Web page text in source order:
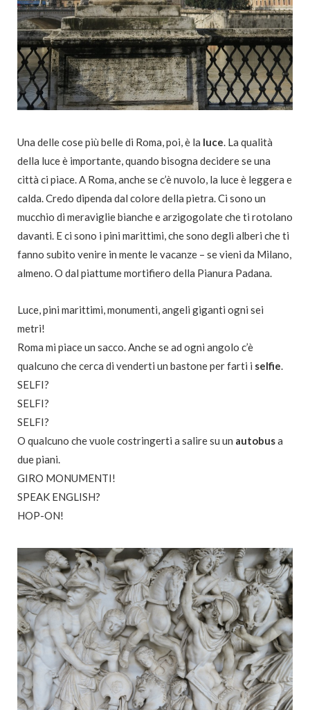
Una delle cose più belle di Roma, poi, è la luce. La qualità
della luce è importante, quando bisogna decidere se una
città ci piace. A Roma, anche se c’è nuvolo, la luce è leggera e
calda. Credo dipenda dal colore della pietra. Ci sono un
mucchio di meraviglie bianche e arzigogolate che ti rotolano
davanti. E ci sono i pini marittimi, che sono degli alberi che ti
fanno subito venire in mente le vacanze – se vieni da Milano,
almeno. O dal piattume mortifiero della Pianura Padana.
Luce, pini marittimi, monumenti, angeli giganti ogni sei
metri!
Roma mi piace un sacco. Anche se ad ogni angolo c’è
qualcuno che cerca di venderti un bastone per farti i selfie.
SELFI?
SELFI?
SELFI?
O qualcuno che vuole costringerti a salire su un autobusa
due piani.
GIRO MONUMENTI!
SPEAK ENGLISH?
HOP-ON!